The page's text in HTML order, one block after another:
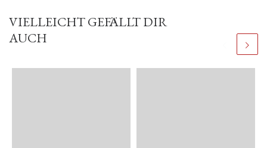
VIELLEICHT GEFÄLLT DIR
AUCH